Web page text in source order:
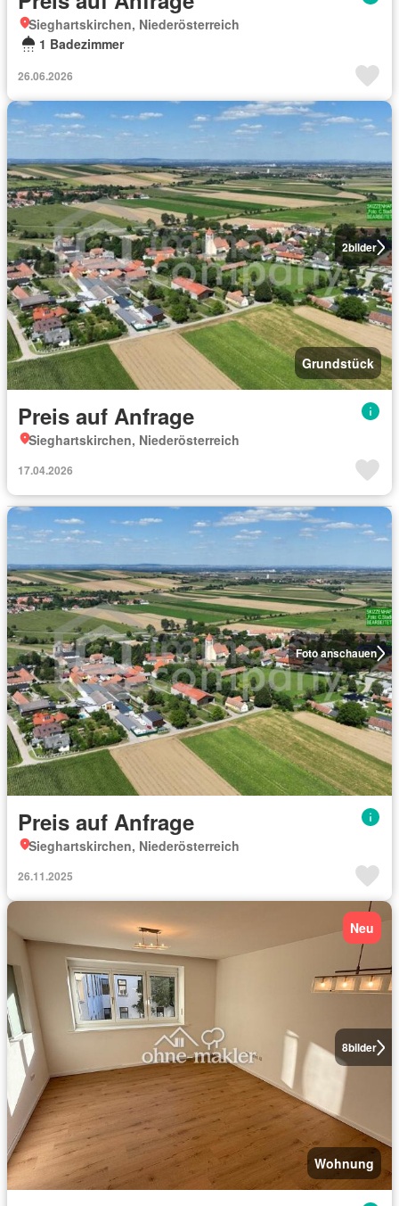
Sieghartskirchen, Niederösterreich
1 Badezimmer
26.06.2026
2bilder
Grundstück
Preis auf Anfrage
Sieghartskirchen, Niederösterreich
17.04.2026
Foto anschauen
Preis auf Anfrage
Sieghartskirchen, Niederösterreich
26.11.2025
8bilder
Neu
Wohnung